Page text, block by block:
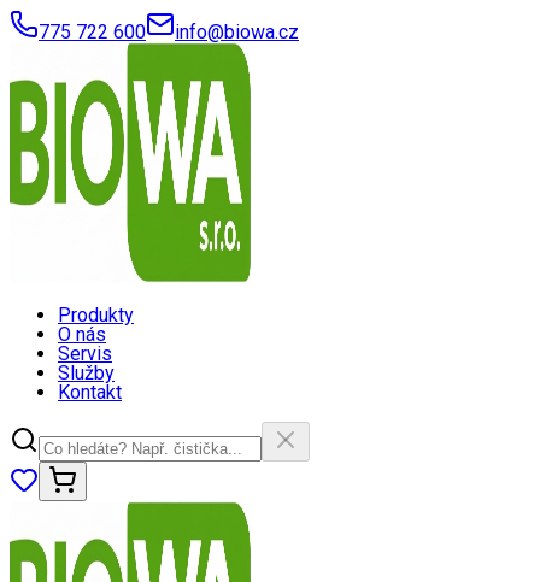
775 722 600 info@biowa.cz
Produkty
O nás
Servis
Služby
Kontakt